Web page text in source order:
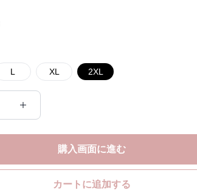
L XL 2XL
購入画面に進む
カートに追加する